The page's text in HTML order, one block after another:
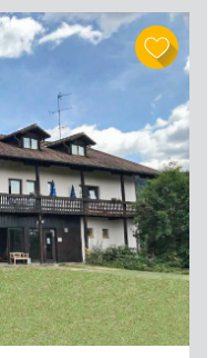
Neuschwanstein, som
1869 till 1886 och som
och hotell med en enkel
samt längre vistelser om
våra hotell i Bayern på